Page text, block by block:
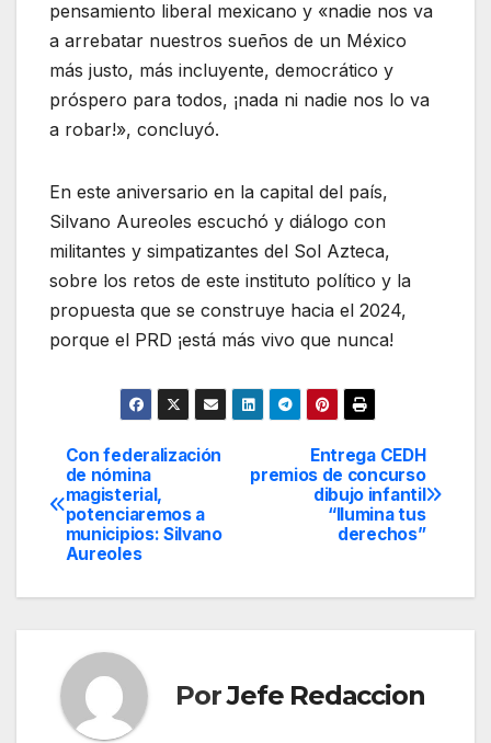
pensamiento liberal mexicano y «nadie nos va
a arrebatar nuestros sueños de un México
más justo, más incluyente, democrático y
próspero para todos, ¡nada ni nadie nos lo va
a robar!», concluyó.
En este aniversario en la capital del país,
Silvano Aureoles escuchó y diálogo con
militantes y simpatizantes del Sol Azteca,
sobre los retos de este instituto político y la
propuesta que se construye hacia el 2024,
porque el PRD ¡está más vivo que nunca!
Navegación
de
entradas
Entrega CEDH
premios de concurso
dibujo infantil
“Ilumina tus
derechos”
Con federalización
de nómina
magisterial,
potenciaremos a
municipios: Silvano
Aureoles
PorJefe Redaccion